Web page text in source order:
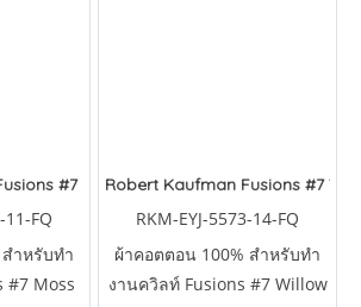
#7 Moss
11-FQ
ำหรับทำ
#7 Moss
Robert Kaufman Fusions #7
RKM-EYJ-5573-14-FQ
ผ้าคอตตอน 100% สำหรับทำ
งานควิลท์ Fusions #7 Willow